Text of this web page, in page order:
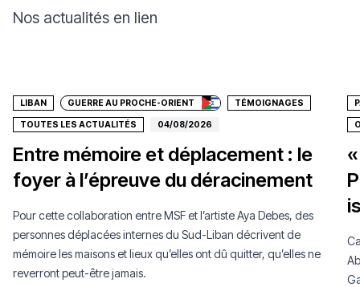
Nos actualités en lien
LIBAN GUERRE AU PROCHE-ORIENT TÉMOIGNAGES
TOUTES LES ACTUALITÉS 04/08/2026
Entre mémoire et déplacement : le
foyer à l’épreuve du déracinement
Pour cette collaboration entre MSF et l’artiste Aya Debes, des
personnes déplacées internes du Sud-Liban décrivent de
mémoire les maisons et lieux qu’elles ont dû quitter, qu’elles ne
reverront peut-être jamais.